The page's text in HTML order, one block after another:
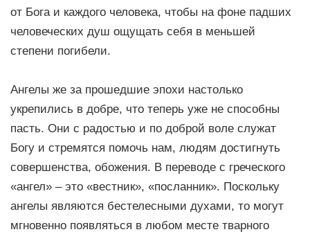
от Бога и каждого человека, чтобы на фоне падших
человеческих душ ощущать себя в меньшей
степени погибели.
Ангелы же за прошедшие эпохи настолько
укрепились в добре, что теперь уже не способны
пасть. Они с радостью и по доброй воле служат
Богу и стремятся помочь нам, людям достигнуть
совершенства, обожения. В переводе с греческого
«ангел» – это «вестник», «посланник». Поскольку
ангелы являются бестелесными духами, то могут
мгновенно появляться в любом месте тварного